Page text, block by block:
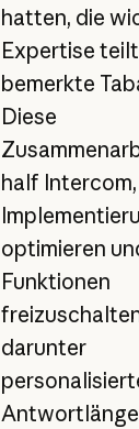
hatten, die
Expertise
bemerkte
Diese
half
optimieren
Funktionen
darunter